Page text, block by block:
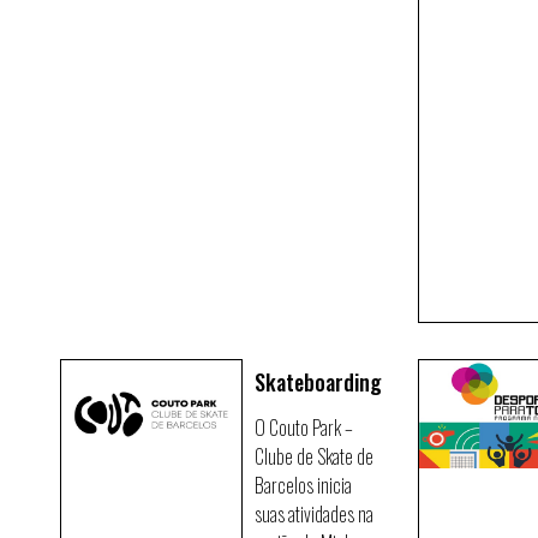
Skateboarding
O Couto Park –
Clube de Skate de
Barcelos inicia
suas atividades na